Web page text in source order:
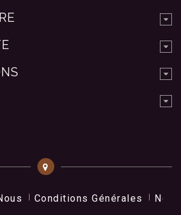
Conditions Générales Nos